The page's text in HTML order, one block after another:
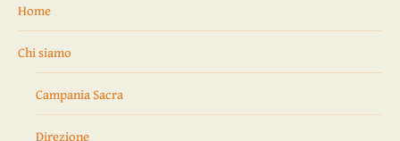
Home
Chi siamo
Campania Sacra
Direzione